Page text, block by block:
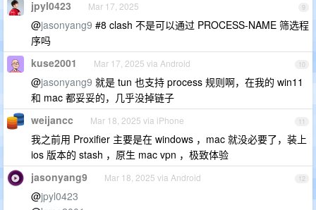
9
jpyl0423 Mar 17, 2025
@jasonyang9 #8 clash 不是可以通过 PROCESS-NAME 筛选程
序吗
10
kuse2001 Mar 17, 2025 via Android
@jasonyang9 就是 tun 也支持 process 规则啊，在我的 win11
和 mac 都妥妥的，几乎没掉链子
11
weijancc Mar 18, 2025 via iPhone
我之前用 Proxifier 主要是在 windows ，mac 就没必要了，装上
ios 版本的 stash ，原生 mac vpn ，极致体验
12
jasonyang9 Mar 18, 2025 via Android
@jpyl0423